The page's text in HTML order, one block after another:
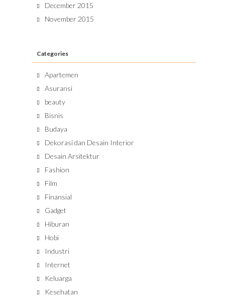
December 2015
November 2015
Categories
Apartemen
Asuransi
beauty
Bisnis
Budaya
Dekorasi dan Desain Interior
Desain Arsitektur
Fashion
Film
Finansial
Gadget
Hiburan
Hobi
Industri
Internet
Keluarga
Kesehatan